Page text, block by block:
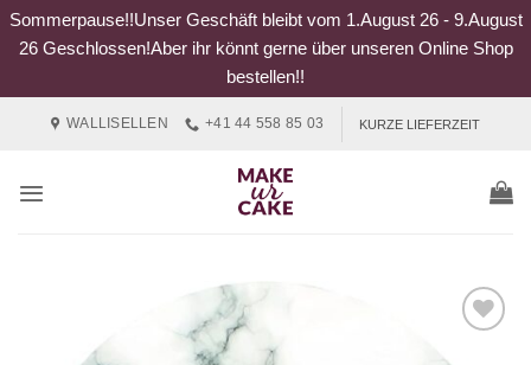
Sommerpause!!Unser Geschäft bleibt vom 1.August 26 - 9.August
26 Geschlossen!Aber ihr könnt gerne über unseren Online Shop
bestellen!!
WALLISELLEN +41 44 558 85 03 KURZE LIEFERZEIT